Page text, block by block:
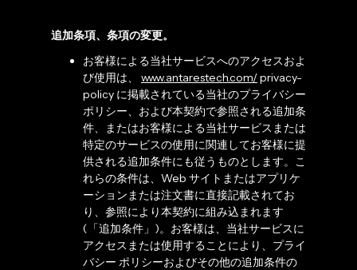
追加条項、条項の変更。
お客様による当社サービスへのアクセスおよ
び使用は、 www.antarestech.com/privacy-
policy に掲載されている当社のプライバシー
ポリシー、および本契約で参照される追加条
件、またはお客様による当社サービスまたは
特定のサービスの使用に関連してお客様に提
供される追加条件にも従うものとします。こ
れらの条件は、Web サイトまたはアプリケ
ーションまたは注文書に直接記載されてお
り、参照により本契約に組み込まれます
(「追加条件」)。お客様は、当社サービスに
アクセスまたは使用することにより、プライ
バシー ポリシーおよびその他の追加条件の